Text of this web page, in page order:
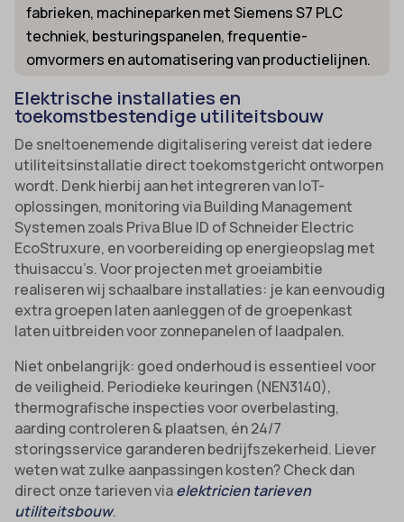
fabrieken, machineparken met Siemens S7 PLC
techniek, besturingspanelen, frequentie-
omvormers en automatisering van productielijnen.
Elektrische installaties en
toekomstbestendige utiliteitsbouw
De sneltoenemende digitalisering vereist dat iedere
utiliteitsinstallatie direct toekomstgericht ontworpen
wordt. Denk hierbij aan het integreren van IoT-
oplossingen, monitoring via Building Management
Systemen zoals Priva Blue ID of Schneider Electric
EcoStruxure, en voorbereiding op energieopslag met
thuisaccu’s. Voor projecten met groeiambitie
realiseren wij schaalbare installaties: je kan eenvoudig
extra groepen laten aanleggen of de groepenkast
laten uitbreiden voor zonnepanelen of laadpalen.
Niet onbelangrijk: goed onderhoud is essentieel voor
de veiligheid. Periodieke keuringen (NEN3140),
thermografische inspecties voor overbelasting,
aarding controleren & plaatsen, én 24/7
storingsservice garanderen bedrijfszekerheid. Liever
weten wat zulke aanpassingen kosten? Check dan
direct onze tarieven viaelektricien tarieven
utiliteitsbouw.